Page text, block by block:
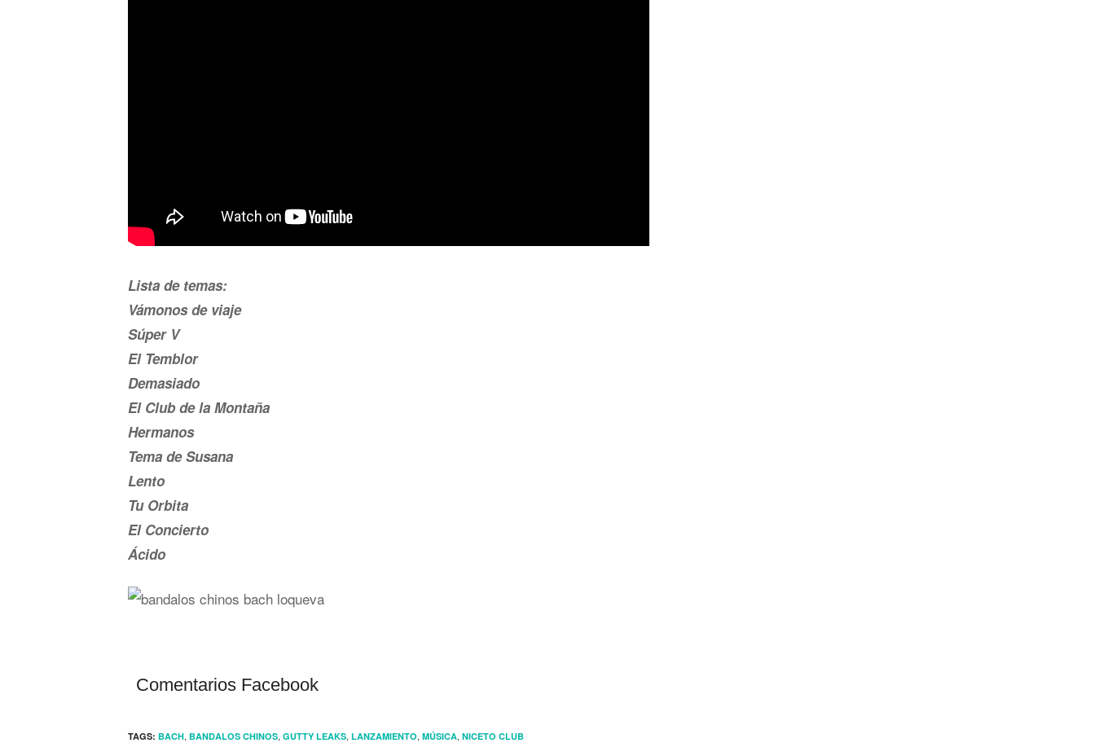
Lista de temas:
Vámonos de viaje
Súper V
El Temblor
Demasiado
El Club de la Montaña
Hermanos
Tema de Susana
Lento
Tu Orbita
El Concierto
Ácido
Comentarios Facebook
TAGS: BACH, BANDALOS CHINOS, GUTTY LEAKS, LANZAMIENTO, MÚSICA, NICETO CLUB